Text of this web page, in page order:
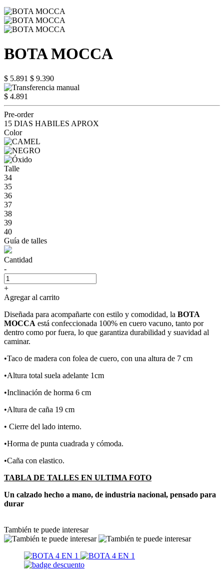
BOTA MOCCA
$ 5.891 $ 9.390
$ 4.891
Pre-order
15 DIAS HABILES APROX
Color
Talle
34
35
36
37
38
39
40
Guía de talles
Cantidad
-
+
Agregar al carrito
Diseñada para acompañarte con estilo y comodidad, la BOTA
MOCCA está confeccionada 100% en cuero vacuno, tanto por
dentro como por fuera, lo que garantiza durabilidad y suavidad al
caminar.
•Taco de madera con folea de cuero, con una altura de 7 cm
•Altura total suela adelante 1cm
•Inclinación de horma 6 cm
•Altura de caña 19 cm
• Cierre del lado interno.
•Horma de punta cuadrada y cómoda.
•Caña con elastico.
TABLA DE TALLES EN ULTIMA FOTO
Un calzado hecho a mano, de industria nacional, pensado para
durar
También te puede interesar